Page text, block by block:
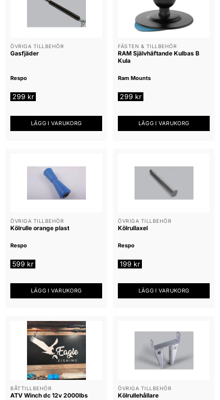
ÖVRIGA TILLBEHÖR
Gasfjäder
Respo
299 kr
LÄGG I VARUKORG
FÄSTEN & TILLBEHÖR
RAM Självhäftande Kulbas B
Kula
Ram Mounts
299 kr
LÄGG I VARUKORG
ÖVRIGA TILLBEHÖR
Kölrulle orange plast
Respo
599 kr
LÄGG I VARUKORG
ÖVRIGA TILLBEHÖR
Kölrullaxel
Respo
199 kr
LÄGG I VARUKORG
BÅTTILLBEHÖR
ATV Winch dc 12v 2000lbs
ÖVRIGA TILLBEHÖR
Kölrullehållare